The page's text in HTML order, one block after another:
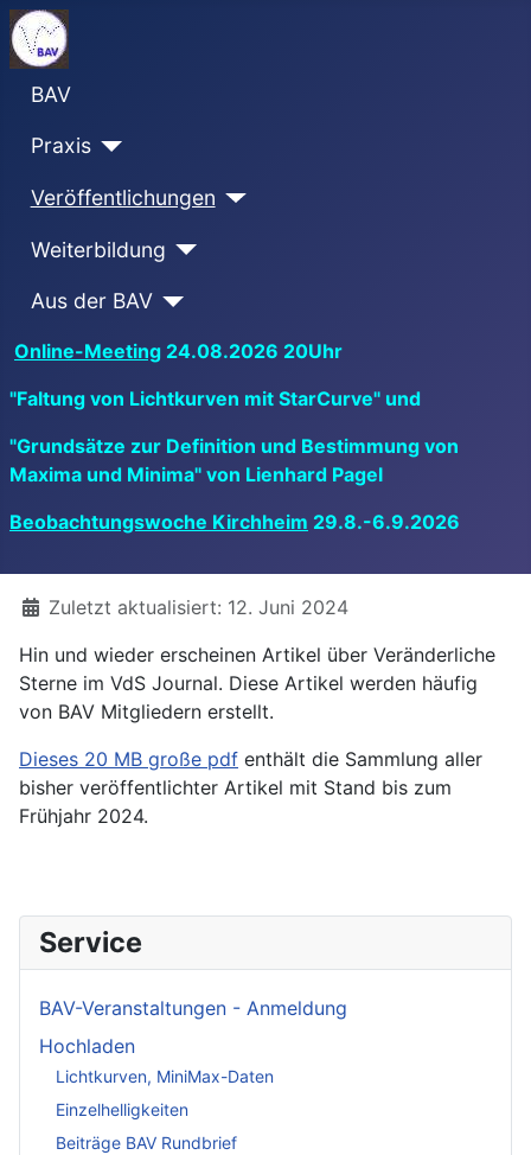
BAV
Praxis
Veröffentlichungen
Weiterbildung
Aus der BAV
Online-Meeting 24.08.2026 20Uhr
"Faltung von Lichtkurven mit StarCurve" und
"Grundsätze zur Definition und Bestimmung von
Maxima und Minima" von Lienhard Pagel
Beobachtungswoche Kirchheim 29.8.-6.9.2026
DetailsZuletzt aktualisiert: 12. Juni 2024
Hin und wieder erscheinen Artikel über Veränderliche
Sterne im VdS Journal. Diese Artikel werden häufig
von BAV Mitgliedern erstellt.
Dieses 20 MB große pdf enthält die Sammlung aller
bisher veröffentlichter Artikel mit Stand bis zum
Frühjahr 2024.
Service
BAV-Veranstaltungen - Anmeldung
Hochladen
Lichtkurven, MiniMax-Daten
Einzelhelligkeiten
Beiträge BAV Rundbrief